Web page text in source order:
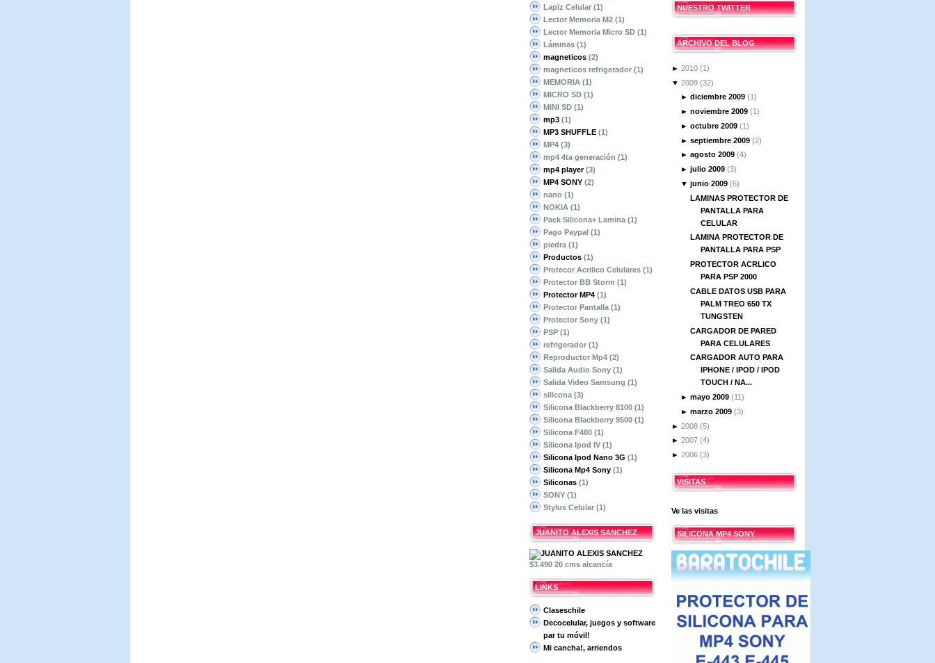
Lapiz Celular (1)
Lector Memoria M2 (1)
Lector Memoria Micro SD (1)
Láminas (1)
magneticos (2)
magneticos refrigerador (1)
MEMORIA (1)
MICRO SD (1)
MINI SD (1)
mp3 (1)
MP3 SHUFFLE (1)
MP4 (3)
mp4 4ta generación (1)
mp4 player (3)
MP4 SONY (2)
nano (1)
NOKIA (1)
Pack Silicona+ Lamina (1)
Pago Paypal (1)
piedra (1)
Productos (1)
Protecor Acrilico Celulares (1)
Protector BB Storm (1)
Protector MP4 (1)
Protector Pantalla (1)
Protector Sony (1)
PSP (1)
refrigerador (1)
Reproductor Mp4 (2)
Salida Audio Sony (1)
Salida Video Samsung (1)
silicona (3)
Silicona Blackberry 8100 (1)
Silicona Blackberry 9500 (1)
Silicona F480 (1)
Silicona Ipod IV (1)
Silicona Ipod Nano 3G (1)
Silicona Mp4 Sony (1)
Siliconas (1)
SONY (1)
Stylus Celular (1)
JUANITO ALEXIS SANCHEZ
$3.490 20 cms alcancía
LINKS
Claseschile
Decocelular, juegos y software
par tu móvil!
Mi cancha!, arriendos
NUESTRO TWITTER
ARCHIVO DEL BLOG
► 2010 (1)
▼ 2009 (32)
► diciembre 2009 (1)
► noviembre 2009 (1)
► octubre 2009 (1)
► septiembre 2009 (2)
► agosto 2009 (4)
► julio 2009 (3)
▼ junio 2009 (6)
LAMINAS PROTECTOR DE
PANTALLA PARA
CELULAR
LAMINA PROTECTOR DE
PANTALLA PARA PSP
PROTECTOR ACRLICO
PARA PSP 2000
CABLE DATOS USB PARA
PALM TREO 650 TX
TUNGSTEN
CARGADOR DE PARED
PARA CELULARES
CARGADOR AUTO PARA
IPHONE / IPOD / IPOD
TOUCH / NA...
► mayo 2009 (11)
► marzo 2009 (3)
► 2008 (5)
► 2007 (4)
► 2006 (3)
VISITAS
Ve las visitas
SILICONA MP4 SONY